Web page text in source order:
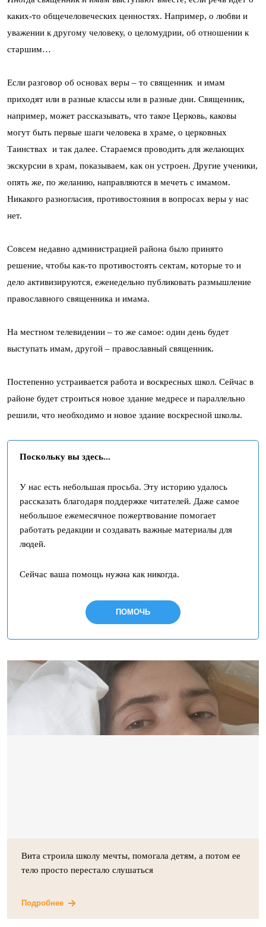
каких-то общечеловеческих ценностях. Например, о любви и
уважении к другому человеку, о целомудрии, об отношении к
старшим…
Если разговор об основах веры – то священник и имам
приходят или в разные классы или в разные дни. Священник,
например, может рассказывать, что такое Церковь, каковы
могут быть первые шаги человека в храме, о церковных
Таинствах и так далее. Стараемся проводить для желающих
экскурсии в храм, показываем, как он устроен. Другие ученики,
опять же, по желанию, направляются в мечеть с имамом.
Никакого разногласия, противостояния в вопросах веры у нас
нет.
Совсем недавно администрацией района было принято
решение, чтобы как-то противостоять сектам, которые то и
дело активизируются, еженедельно публиковать размышление
православного священника и имама.
На местном телевидении – то же самое: один день будет
выступать имам, другой – православный священник.
Постепенно устраивается работа и воскресных школ. Сейчас в
районе будет строиться новое здание медресе и параллельно
решили, что необходимо и новое здание воскресной школы.
Поскольку вы здесь...
У нас есть небольшая просьба. Эту историю удалось
рассказать благодаря поддержке читателей. Даже самое
небольшое ежемесячное пожертвование помогает
работать редакции и создавать важные материалы для
людей.
Сейчас ваша помощь нужна как никогда.
ПОМОЧЬ
Вита строила школу мечты, помогала детям, а потом ее
тело просто перестало слушаться
Подробнее